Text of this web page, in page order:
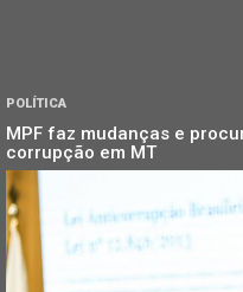
POLÍTICA
MPF faz mudanças e
corrupção em MT